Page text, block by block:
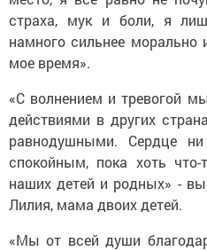
страха, мук и боли, я
намного сильнее морально
мое время».
«С волнением и тревогой
действиями в других
равнодушными. Сердце
спокойным, пока хоть что-
наших детей и родных» -
Лилия, мама двоих детей.
«Мы от всей души